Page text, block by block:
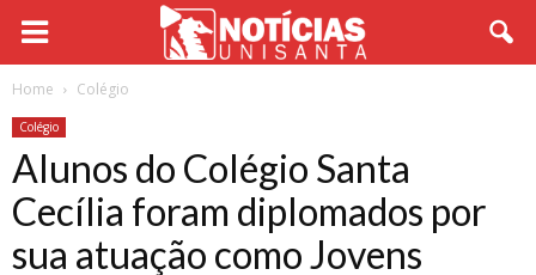
Home Colégio
Colégio
Alunos do Colégio Santa
Cecília foram diplomados por
sua atuação como Jovens